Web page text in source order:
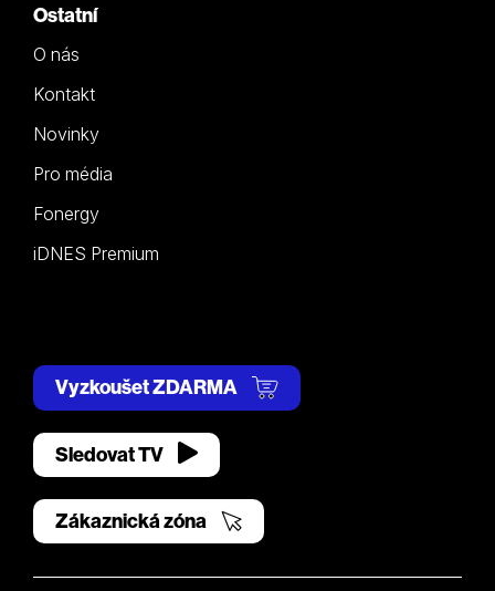
Ostatní
O nás
Kontakt
Novinky
Pro média
Fonergy
iDNES Premium
Vyzkoušet ZDARMA
Sledovat TV
Zákaznická zóna